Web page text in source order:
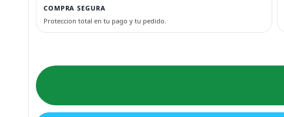
COMPRA SEGURA
Proteccion total en tu pago y tu pedido.